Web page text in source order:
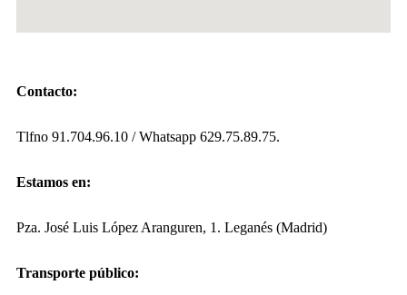
Contacto:
Tlfno 91.704.96.10 / Whatsapp 629.75.89.75.
Estamos en:
Pza. José Luis López Aranguren, 1. Leganés (Madrid)
Transporte público: